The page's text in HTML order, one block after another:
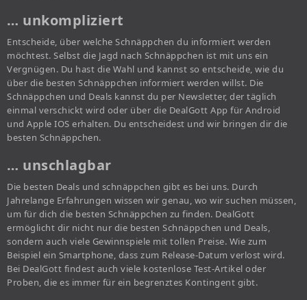
… unkompliziert
Entscheide, über welche Schnäppchen du informiert werden
möchtest. Selbst die Jagd nach Schnäppchen ist mit uns ein
Vergnügen. Du hast die Wahl und kannst so entscheide, wie du
über die besten Schnäppchen informiert werden willst. Die
Schnäppchen und Deals kannst du per Newsletter, der täglich
einmal verschickt wird oder über die DealGott App für Android
und Apple IOS erhalten. Du entscheidest und wir bringen dir die
besten Schnäppchen.
… unschlagbar
Die besten Deals und schnäppchen gibt es bei uns. Durch
Jahrelange Erfahrungen wissen wir genau, wo wir suchen müssen,
um für dich die besten Schnäppchen zu finden. DealGott
ermöglicht dir nicht nur die besten Schnäppchen und Deals,
sondern auch viele Gewinnspiele mit tollen Preise. Wie zum
Beispiel ein Smartphone, dass zum Release-Datum verlost wird.
Bei DealGott findest auch viele kostenlose Test-Artikel oder
Proben, die es immer für ein begrenztes Kontingent gibt.